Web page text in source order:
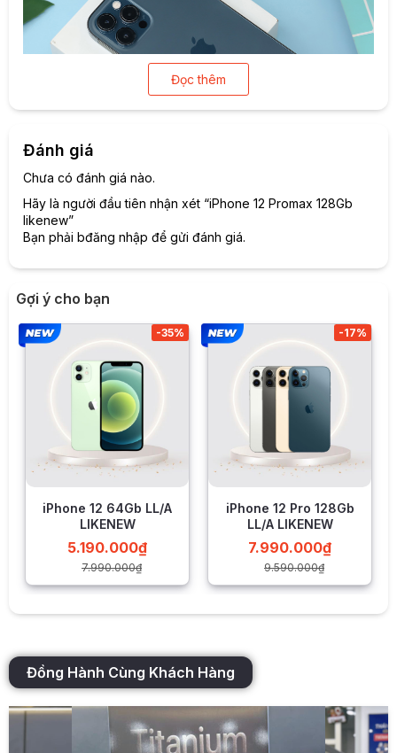
Nếu iPad Pro 2020 sử dụng chất liệu nhôm nguyên khối, thì
iPhone 12 Pro Max sẽ là chất liệu mặt kính cùng khung viền
thép, làm người dùng gợi nhớ nhiều hơn về bộ đôi iPhone 4
/4s huyền thoại với thiết kế đẹp nhất trong lịch sử thiết kế
Sự khác biệt với bộ đôi 4/4s nằm ở phần mặt kính của
iPhone 12 Pro Max được làm cong nhẹ, giúp ôm khít khung
viền hoàn hảo tạo sự liền mạch của màn hình khi cầm nắm
còn mỏng hơn khoảng 10% so vớiiPhone 11 Pro Maxhiện
đẳng cấp cho thiết bị từ mọi góc nhìn.
Đọc thêm
Đánh giá
Chưa có đánh giá nào.
Hãy là người đầu tiên nhận xét “iPhone 12 Promax 128Gb
likenew”
Bạn phải bđăng nhập để gửi đánh giá.
Gợi ý cho bạn
-35%
iPhone 12 64Gb LL/A
LIKENEW
7.990.000₫
5.190.000₫
-17%
iPhone 12 Pro 128Gb
LL/A LIKENEW
9.590.000₫
7.990.000₫
Đồng Hành Cùng Khách Hàng